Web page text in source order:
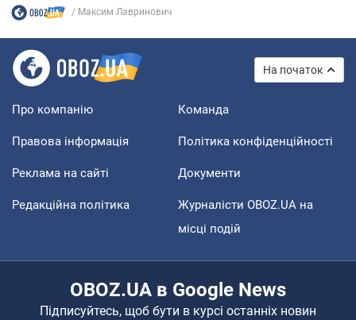
Максим Лавринович
На початок
Про компанію Команда
Правова інформація Політика конфіденційності
Реклама на сайті Документи
Редакційна політика
Журналісти OBOZ.UA на
місці подій
OBOZ.UA в Google News
Підписуйтесь, щоб бути в курсі останніх новин